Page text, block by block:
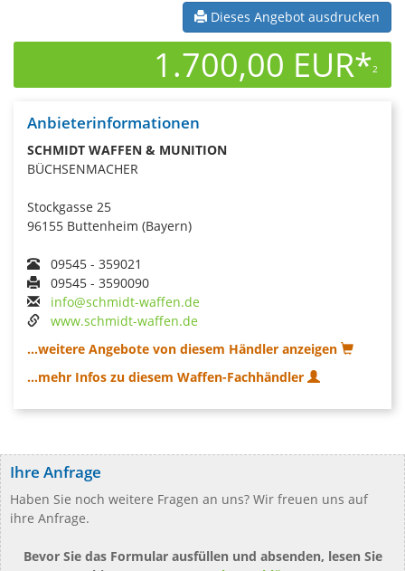
Dieses Angebot ausdrucken
1.700,00 EUR*2
Anbieterinformationen
SCHMIDT WAFFEN & MUNITION
BÜCHSENMACHER
Stockgasse 25
96155 Buttenheim (Bayern)
09545 - 359021
09545 - 3590090
info@schmidt-waffen.de
www.schmidt-waffen.de
...weitere Angebote von diesem Händler anzeigen
...mehr Infos zu diesem Waffen-Fachhändler
Ihre Anfrage
Haben Sie noch weitere Fragen an uns? Wir freuen uns auf
ihre Anfrage.
Bevor Sie das Formular ausfüllen und absenden, lesen Sie